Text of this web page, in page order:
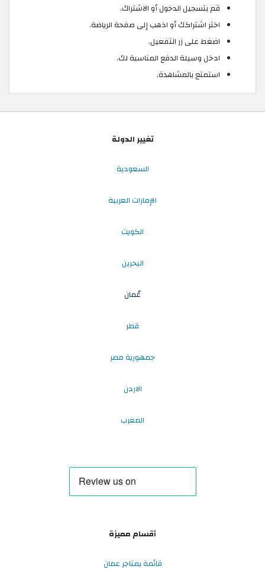
قم بتسجيل الدخول أو الاشتراك.
اختر اشتراكك أو اذهب إلى صفحة الرياضة.
اضغط على زر التفعيل.
ادخل وسيلة الدفع المناسبة لك.
استمتع بالمشاهدة.
تغيير الدولة
السعودية
الإمارات العربية
الكويت
البحرين
عُمان
قطر
جمهورية مصر
الاردن
المغرب
أقسام مميزة
قائمة بمتاجر عمان